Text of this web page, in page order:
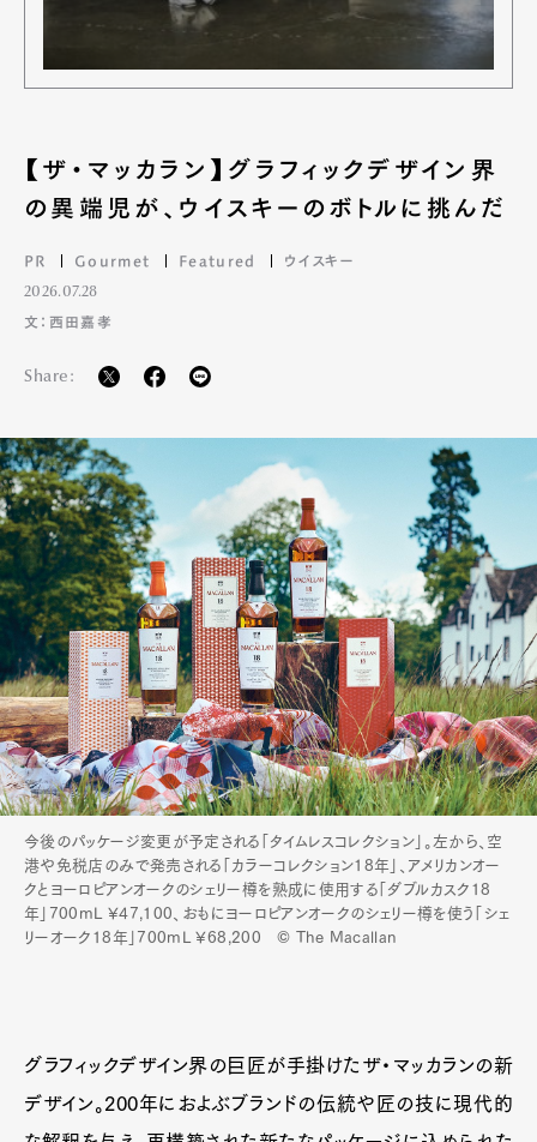
【ザ・マッカラン】グラフィックデザイン界
の異端児が、ウイスキーのボトルに挑んだ
PR Gourmet Featured ウイスキー
2026.07.28
文：西田嘉孝
Share:
今後のパッケージ変更が予定される「タイムレスコレクション」。左から、空
港や免税店のみで発売される「カラーコレクション18年」、アメリカンオー
クとヨーロピアンオークのシェリー樽を熟成に使用する「ダブルカスク18
年」700mL ¥47,100、おもにヨーロピアンオークのシェリー樽を使う「シェ
リーオーク18年」700mL ¥68,200 © The Macallan
グラフィックデザイン界の巨匠が手掛けたザ・マッカランの新
デザイン。200年におよぶブランドの伝統や匠の技に現代的